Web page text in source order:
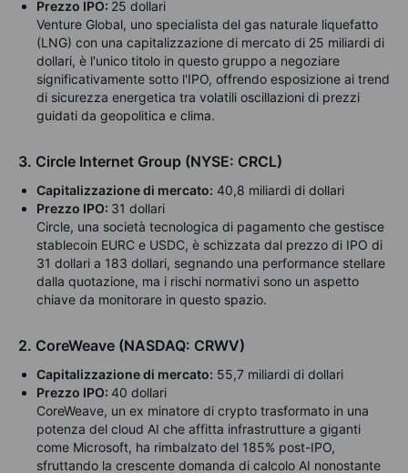
Prezzo IPO: 25 dollari
Venture Global, uno specialista del gas naturale liquefatto
(LNG) con una capitalizzazione di mercato di 25 miliardi di
dollari, è l'unico titolo in questo gruppo a negoziare
significativamente sotto l'IPO, offrendo esposizione ai trend
di sicurezza energetica tra volatili oscillazioni di prezzi
guidati da geopolitica e clima.
3. Circle Internet Group (NYSE: CRCL)
Capitalizzazione di mercato: 40,8 miliardi di dollari
Prezzo IPO: 31 dollari
Circle, una società tecnologica di pagamento che gestisce
stablecoin EURC e USDC, è schizzata dal prezzo di IPO di
31 dollari a 183 dollari, segnando una performance stellare
dalla quotazione, ma i rischi normativi sono un aspetto
chiave da monitorare in questo spazio.
2. CoreWeave (NASDAQ: CRWV)
Capitalizzazione di mercato: 55,7 miliardi di dollari
Prezzo IPO: 40 dollari
CoreWeave, un ex minatore di crypto trasformato in una
potenza del cloud AI che affitta infrastrutture a giganti
come Microsoft, ha rimbalzato del 185% post-IPO,
sfruttando la crescente domanda di calcolo AI nonostante